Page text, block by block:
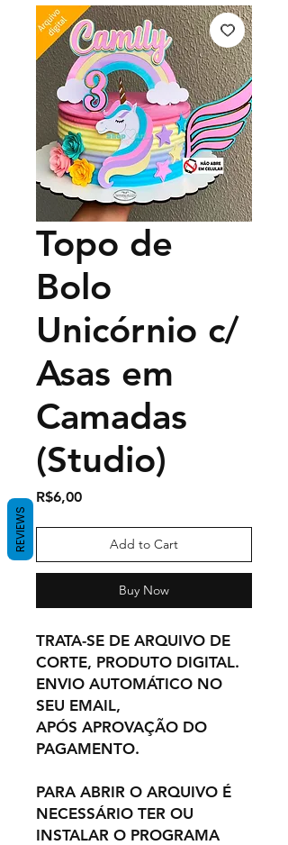
Topo de
Bolo
Unicórnio c/
Asas em
Camadas
(Studio)
R$6,00Price
Add to Cart
Buy Now
TRATA-SE DE ARQUIVO DE
CORTE, PRODUTO DIGITAL.
ENVIO AUTOMÁTICO NO
SEU EMAIL,
APÓS APROVAÇÃO DO
PAGAMENTO.
PARA ABRIR O ARQUIVO É
NECESSÁRIO TER OU
INSTALAR O PROGRAMA
REVIEWS